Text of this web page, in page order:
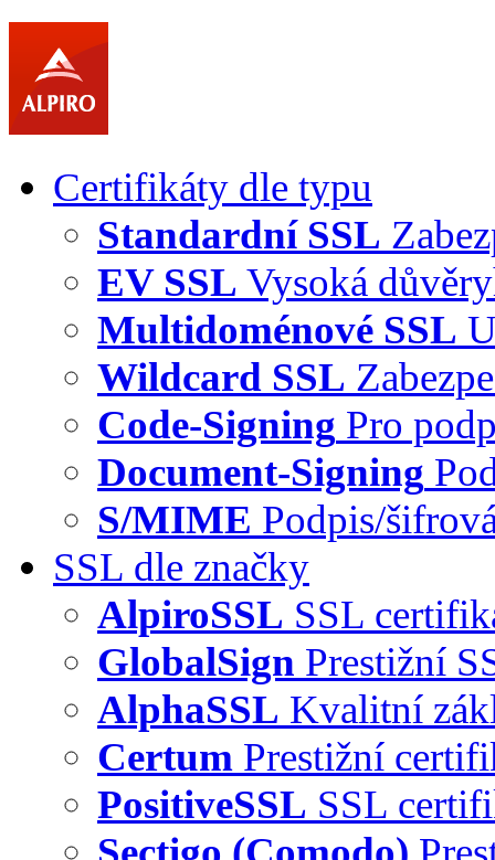
Certifikáty dle typu
Standardní SSL
EV SSL Vysoká
Multidoménové SSL
Wildcard SSL
Code-Signing Pro
Document-Signing
S/MIME Podpis/
SSL dle značky
AlpiroSSL SSL
GlobalSign Prestižní
AlphaSSL Kvalitní
Certum Prestižní
PositiveSSL SSL